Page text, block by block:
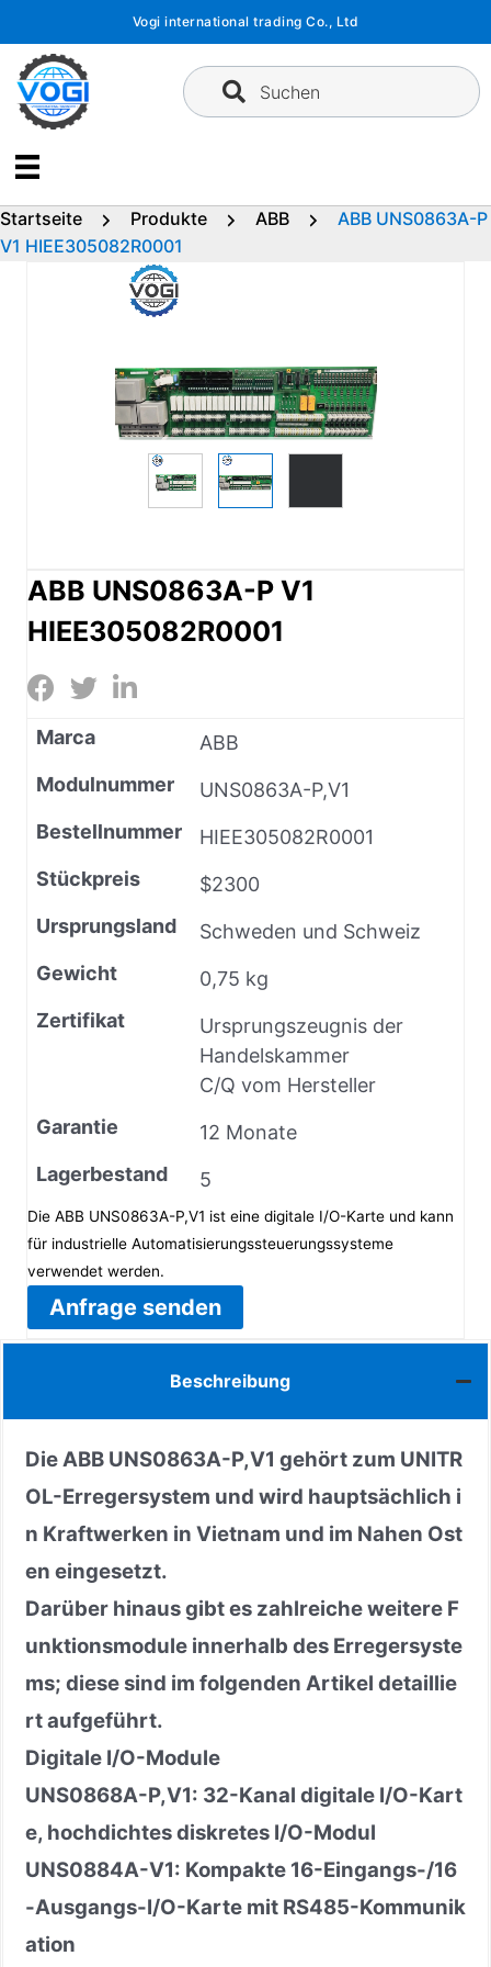
springen
Vogi international trading Co., Ltd
Suchen
Startseite Produkte ABB
ABB UNS0863A-P
V1 HIEE305082R0001
ABB UNS0863A-P V1
HIEE305082R0001
Marca
ABB
Modulnummer
UNS0863A-P,V1
Bestellnummer
HIEE305082R0001
Stückpreis
$2300
Ursprungsland
Schweden und Schweiz
Gewicht
0,75 kg
Zertifikat
Ursprungszeugnis der
Handelskammer
C/Q vom Hersteller
Garantie
12 Monate
Lagerbestand
5
Die ABB UNS0863A-P,V1 ist eine digitale I/O-Karte und kann
für industrielle Automatisierungssteuerungssysteme
verwendet werden.
Anfrage senden
Beschreibung
Die ABB UNS0863A-P,V1 gehört zum UNITR
OL-Erregersystem und wird hauptsächlich i
n Kraftwerken in Vietnam und im Nahen Ost
en eingesetzt.
Darüber hinaus gibt es zahlreiche weitere F
unktionsmodule innerhalb des Erregersyste
ms; diese sind im folgenden Artikel detaillie
rt aufgeführt.
Digitale I/O-Module
UNS0868A-P,V1: 32-Kanal digitale I/O-Kart
e, hochdichtes diskretes I/O-Modul
UNS0884A-V1: Kompakte 16-Eingangs-/16
-Ausgangs-I/O-Karte mit RS485-Kommunik
ation